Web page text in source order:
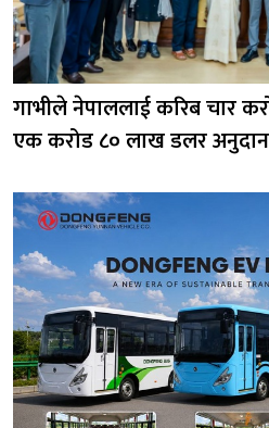
गाभीले नेपाललाई करिब चार
एक करोड ८० लाख डलर